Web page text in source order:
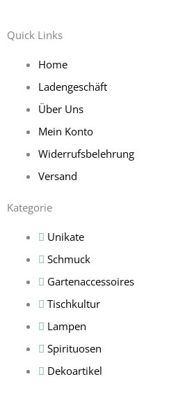
Quick Links
Home
Ladengeschäft
Über Uns
Mein Konto
Widerrufsbelehrung
Versand
Kategorie
Unikate
Schmuck
Gartenaccessoires
Tischkultur
Lampen
Spirituosen
Dekoartikel